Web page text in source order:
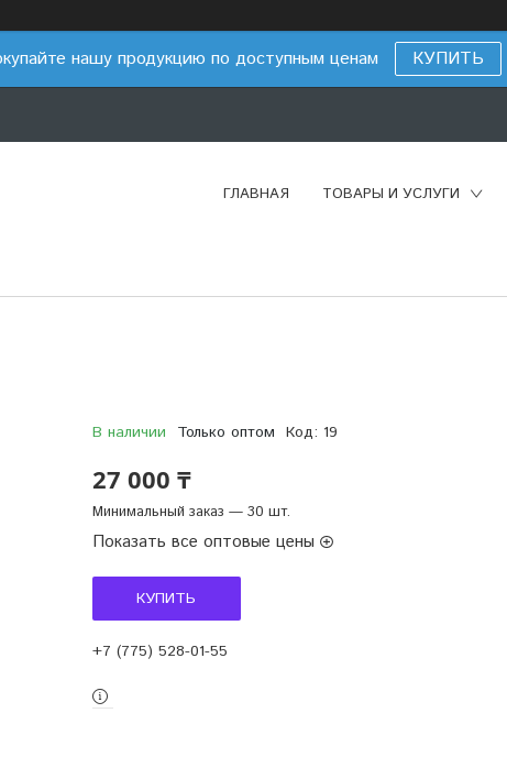
нашу продукцию по доступным ценам КУПИТЬ
ГЛАВНАЯ ТОВАРЫ И УСЛУГИ
В наличии Только оптом Код: 19
27 000 ₸
Минимальный заказ — 30 шт.
Показать все оптовые цены
КУПИТЬ
+7 (775) 528-01-55